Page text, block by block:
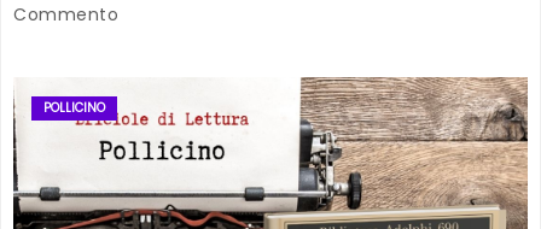
Commento
POLLICINO